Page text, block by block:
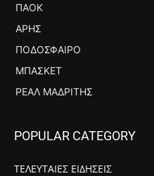
ΠΑΟΚ
ΆΡΗΣ
ΠΟΔΌΣΦΑΙΡΟ
ΜΠΆΣΚΕΤ
ΡΕΆΛ ΜΑΔΡΊΤΗΣ
POPULAR CATEGORY
ΤΕΛΕΥΤΑΙΕΣ ΕΙΔΗΣΕΙΣ